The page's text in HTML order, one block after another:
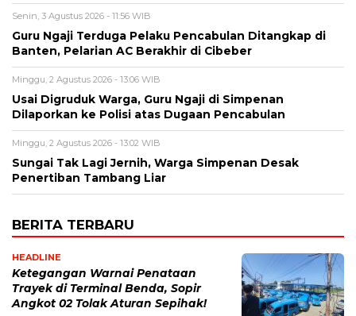
Senin, 3 Agustus 2026 - 11:56 WIB
Guru Ngaji Terduga Pelaku Pencabulan Ditangkap di
Banten, Pelarian AC Berakhir di Cibeber
Minggu, 2 Agustus 2026 - 13:06 WIB
Usai Digruduk Warga, Guru Ngaji di Simpenan
Dilaporkan ke Polisi atas Dugaan Pencabulan
Minggu, 2 Agustus 2026 - 13:02 WIB
Sungai Tak Lagi Jernih, Warga Simpenan Desak
Penertiban Tambang Liar
BERITA TERBARU
HEADLINE
Ketegangan Warnai Penataan
Trayek di Terminal Benda, Sopir
Angkot 02 Tolak Aturan Sepihak!